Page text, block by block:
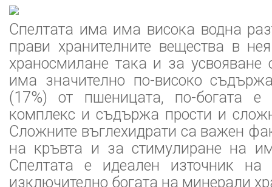
Спелтата има има висока водна
прави хранителните вещества в
храносмилане така и за усвояване
има значително по-високо
(17%) от пшеницата, по-богата
комплекс и съдържа прости и
Сложните въглехидрати са важен
на кръвта и за стимулиране на
Спелтата е идеален източник
изключително богата на минерали